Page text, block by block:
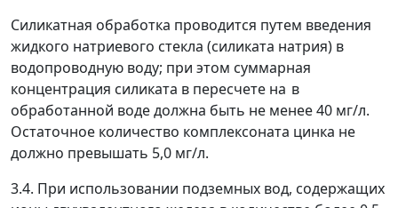
Силикатная обработка проводится путем введения
жидкого натриевого стекла (силиката натрия) в
водопроводную воду; при этом суммарная
концентрация силиката в пересчете на в
обработанной воде должна быть не менее 40 мг/л.
Остаточное количество комплексоната цинка не
должно превышать 5,0 мг/л.
3.4. При использовании подземных вод, содержащих